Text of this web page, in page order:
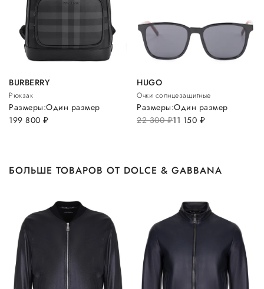
BURBERRY
Рюкзак
199 800 руб.
Размеры:Один размер
HUGO
Очки солнцезащитные
22 300руб.11 150 руб.
Размеры:Один размер
БОЛЬШЕ ТОВАРОВ ОТ DOLCE & GABBANA